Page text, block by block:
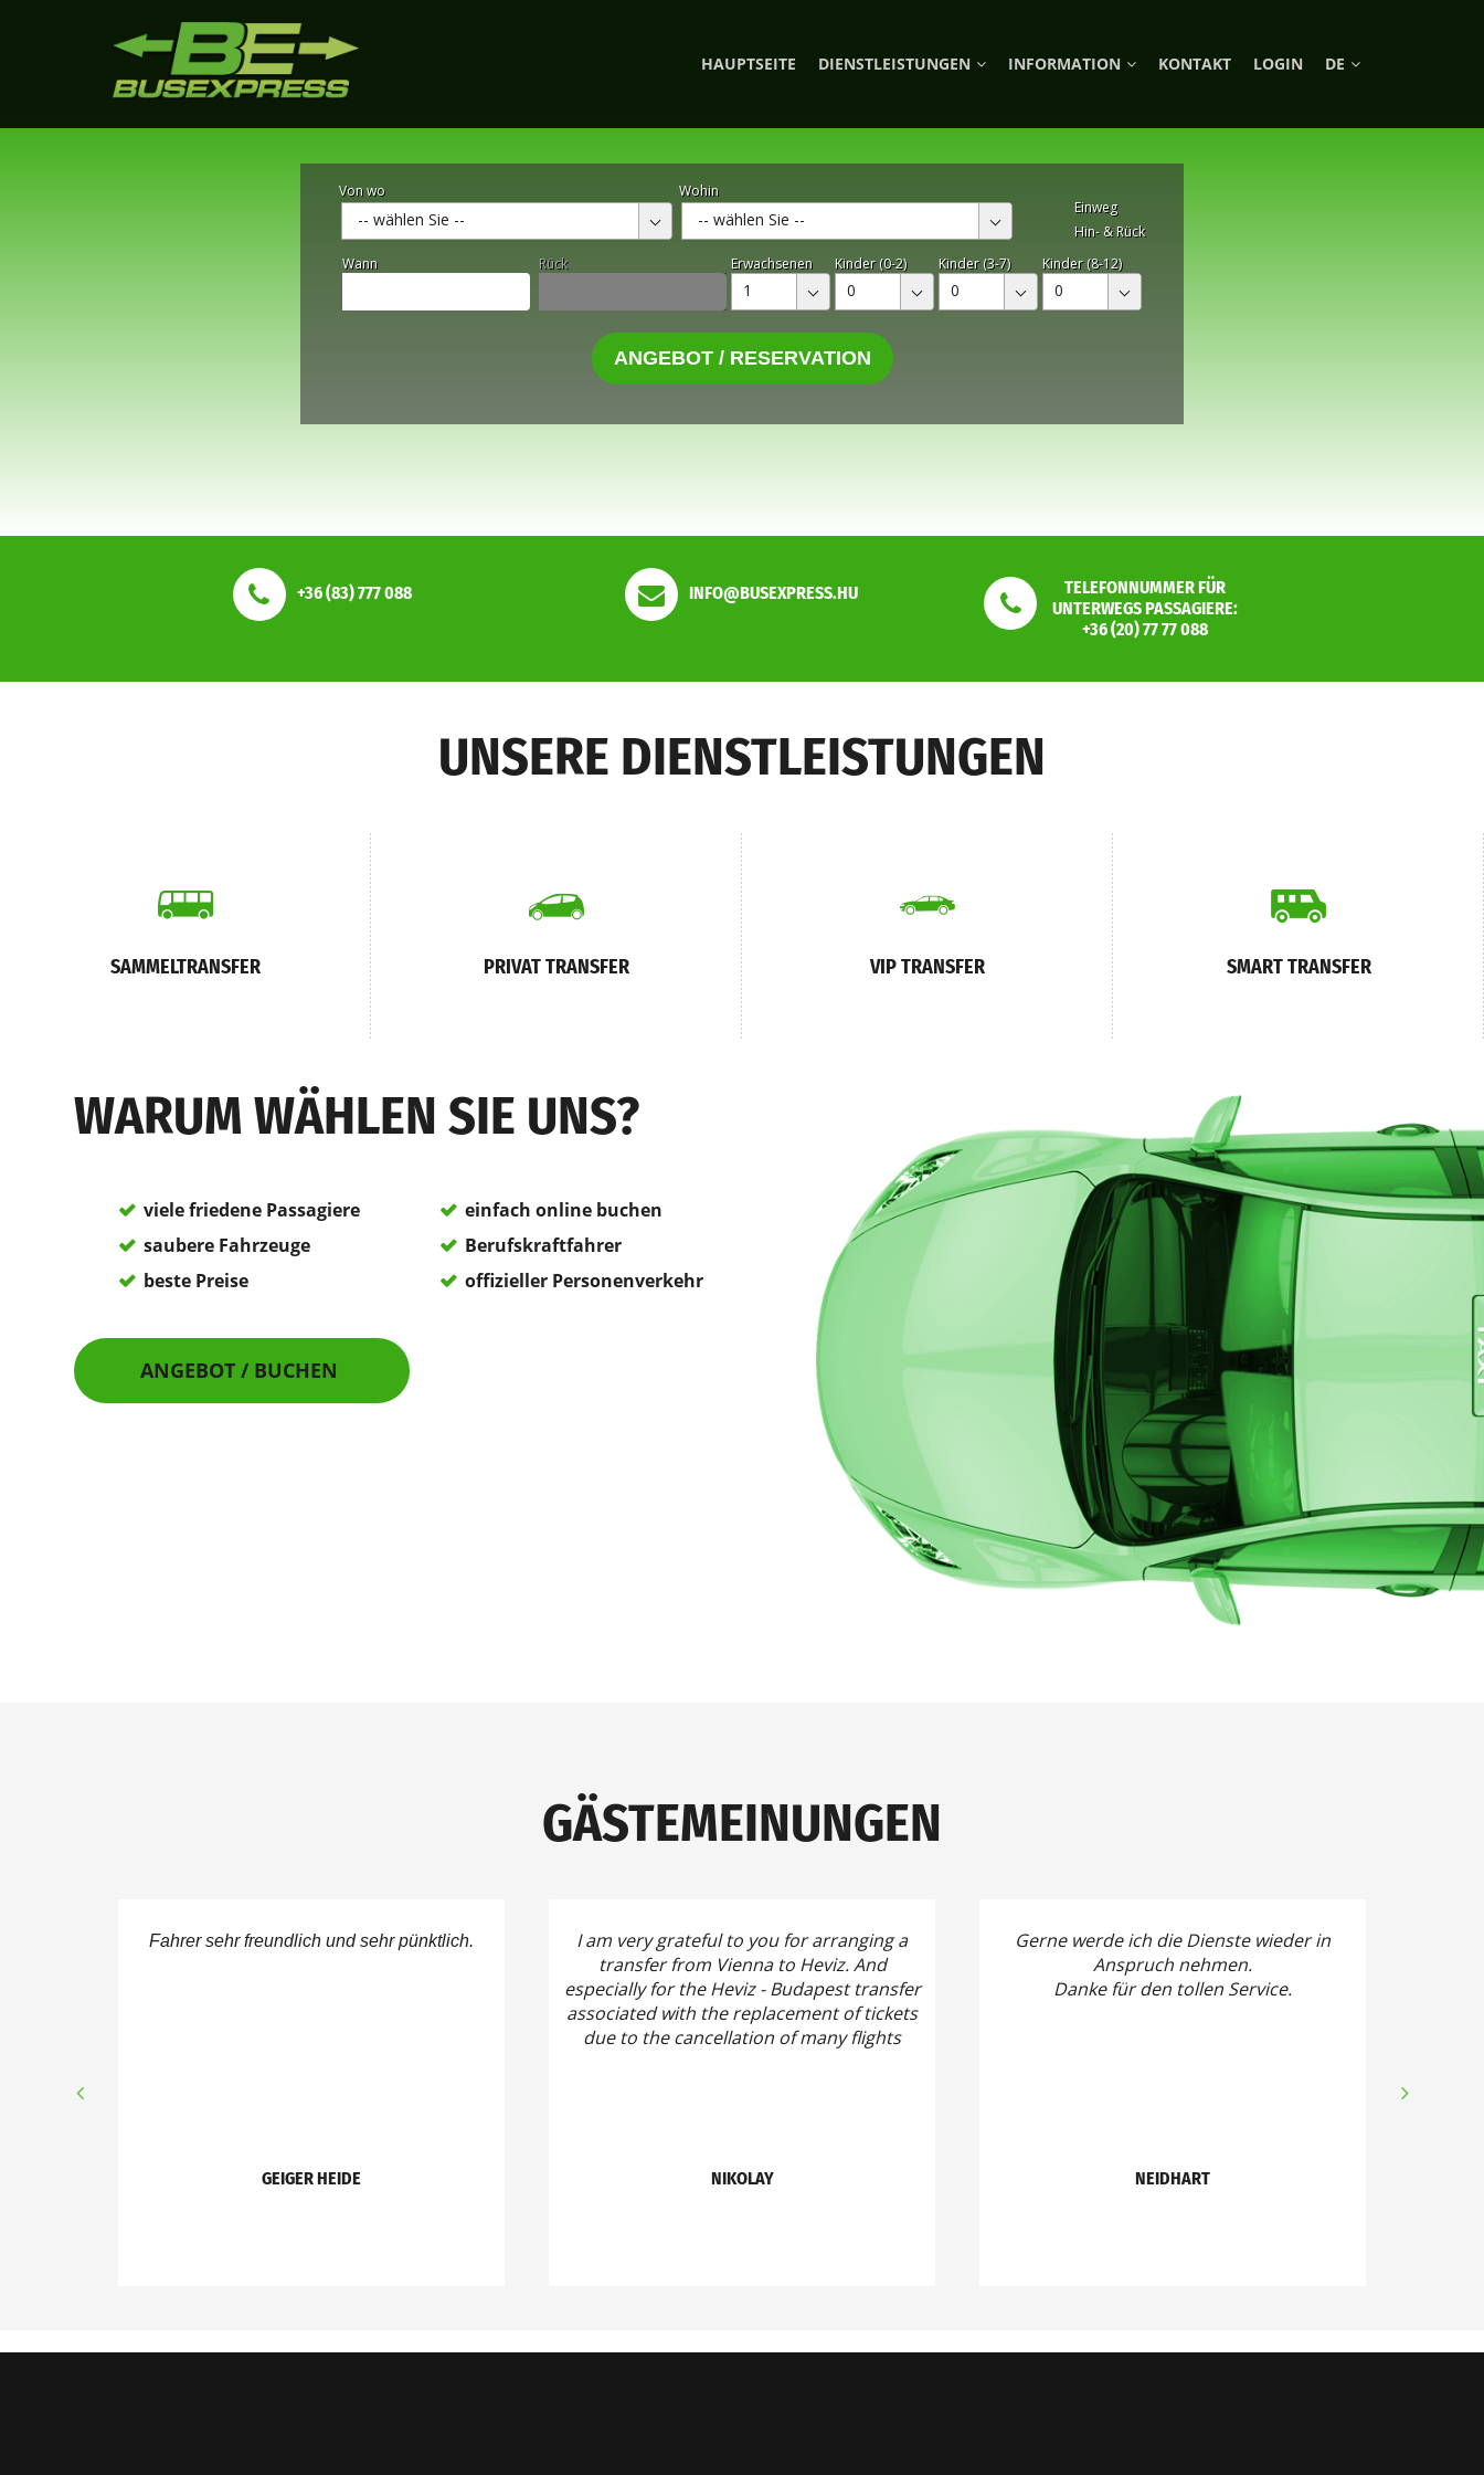
HAUPTSEITE DIENSTLEISTUNGEN INFORMATION KONTAKT LOGIN DE
Von wo
-- wählen Sie --
Wohin
-- wählen Sie --
Einweg
Hin- & Rück
Wann
Rück Erwachsenen
1
Kinder (0-2)
0
Kinder (3-7)
0
Kinder (8-12)
0
ANGEBOT / RESERVATION
+36 (83) 777 088 INFO@BUSEXPRESS.HU
TELEFONNUMMER FÜR
UNTERWEGS PASSAGIERE:
+36 (20) 77 77 088
UNSERE DIENSTLEISTUNGEN
SAMMELTRANSFER PRIVAT TRANSFER VIP TRANSFER SMART TRANSFER
WARUM WÄHLEN SIE UNS?
viele friedene Passagiere
saubere Fahrzeuge
beste Preise
einfach online buchen
Berufskraftfahrer
offizieller Personenverkehr
ANGEBOT / BUCHEN
GÄSTEMEINUNGEN
Fahrer sehr freundlich und sehr pünktlich.
GEIGER HEIDE
I am very grateful to you for arranging a
transfer from Vienna to Heviz.And
especially for the Heviz - Budapest transfer
associated with the replacement of tickets
due to the cancellation of many flights
NIKOLAY
Gerne werde ich die Dienste wieder in
Anspruch nehmen.
Danke für den tollen Service.
NEIDHART